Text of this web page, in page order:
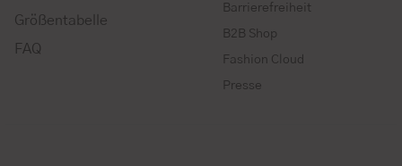
Größentabelle
FAQ
Barrierefreiheit
B2B Shop
Fashion Cloud
Presse